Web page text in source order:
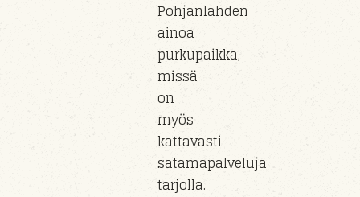
Pohjanlahden
ainoa
purkupaikka,
missä
on
myös
kattavasti
satamapalveluja
tarjolla.